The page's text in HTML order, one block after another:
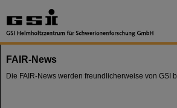
FAIR-News
Die FAIR-News werden freundlicherweise von GSI